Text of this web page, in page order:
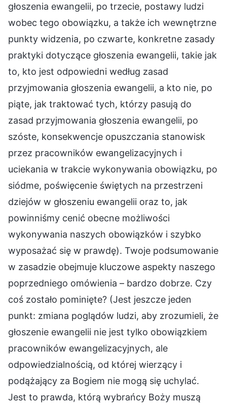
głoszenia ewangelii, po trzecie, postawy ludzi
wobec tego obowiązku, a także ich wewnętrzne
punkty widzenia, po czwarte, konkretne zasady
praktyki dotyczące głoszenia ewangelii, takie jak
to, kto jest odpowiedni według zasad
przyjmowania głoszenia ewangelii, a kto nie, po
piąte, jak traktować tych, którzy pasują do
zasad przyjmowania głoszenia ewangelii, po
szóste, konsekwencje opuszczania stanowisk
przez pracowników ewangelizacyjnych i
uciekania w trakcie wykonywania obowiązku, po
siódme, poświęcenie świętych na przestrzeni
dziejów w głoszeniu ewangelii oraz to, jak
powinniśmy cenić obecne możliwości
wykonywania naszych obowiązków i szybko
wyposażać się w prawdę). Twoje podsumowanie
w zasadzie obejmuje kluczowe aspekty naszego
poprzedniego omówienia – bardzo dobrze. Czy
coś zostało pominięte? (Jest jeszcze jeden
punkt: zmiana poglądów ludzi, aby zrozumieli, że
głoszenie ewangelii nie jest tylko obowiązkiem
pracowników ewangelizacyjnych, ale
odpowiedzialnością, od której wierzący i
podążający za Bogiem nie mogą się uchylać.
Jest to prawda, którą wybrańcy Boży muszą